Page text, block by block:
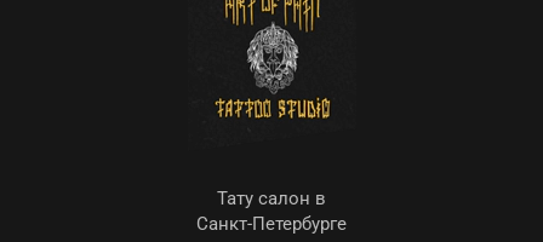
Тату салон в
Санкт-Петербурге